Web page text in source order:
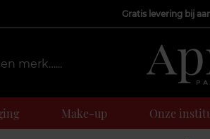
Gratis levering bij
Make-up Onze